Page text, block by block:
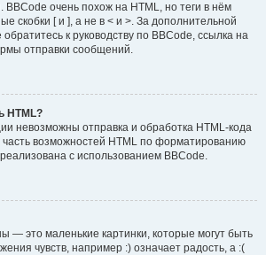
BBCode очень похож на HTML, но теги в нём
скобки [ и ], а не в < и >. За дополнительной
к руководству по BBCode, ссылка на
отправки сообщений.
HTML?
невозможны отправка и обработка HTML-кода
возможностей HTML по форматированию
с использованием BBCode.
— это маленькие картинки, которые могут быть
чувств, например :) означает радость, а :(